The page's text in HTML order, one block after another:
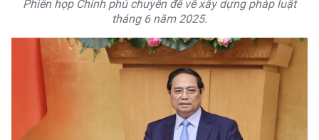
Phiên họp Chính phủ chuyên đề về xây dựng pháp luật
tháng 6 năm 2025.